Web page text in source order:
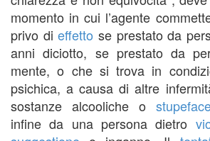
momento in cui l’agente
privo dieffetto se prestato da
anni diciotto, se prestato da
mente, o che si trova in
psichica, a causa di altre
sostanze alcooliche o
infine da una persona dietro